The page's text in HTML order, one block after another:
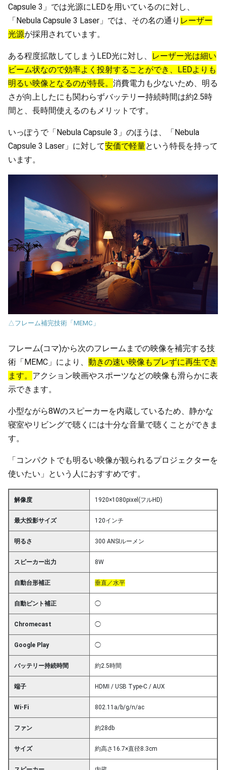
Capsule 3」では光源にLEDを用いているのに対し、
「Nebula Capsule 3 Laser」では、その名の通り レーザー
光源が採用されています。
ある程度拡散してしまうLED光に対し、
レーザー光は細い
ビーム状なので効率よく投射することができ、LEDよりも
明るい映像となるのが特長。 消費電力も少ないため、明る
さが向上したにも関わらずバッテリー持続時間は約2.5時
間と、長時間使えるのもメリットです。
いっぽうで「Nebula Capsule 3」のほうは、「Nebula
Capsule 3 Laser」に対して安価で軽量という特長を持って
います。
△フレーム補完技術「MEMC」
フレーム(コマ)から次のフレームまでの映像を補完する技
術「MEMC」により、 動きの速い映像もブレずに再生でき
ます。 アクション映画やスポーツなどの映像も滑らかに表
示できます。
小型ながら8Wのスピーカーを内蔵しているため、静かな
寝室やリビングで聴くには十分な音量で聴くことができま
す。
「コンパクトでも明るい映像が観られるプロジェクターを
使いたい」という人におすすめです。
解像度 1920×1080pixel(フルHD)
最大投影サイズ 120インチ
明るさ 300 ANSIルーメン
スピーカー出力 8W
自動台形補正 垂直／水平
自動ピント補正 ◯
Chromecast ◯
Google Play ◯
バッテリー持続時間 約2.5時間
端子 HDMI / USB Type-C / AUX
Wi-Fi 802.11a/b/g/n/ac
ファン 約28db
サイズ 約高さ16.7×直径8.3cm